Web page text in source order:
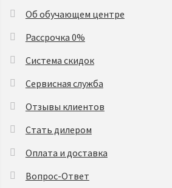
Об обучающем центре
Рассрочка 0%
Система скидок
Сервисная служба
Отзывы клиентов
Стать дилером
Оплата и доставка
Вопрос-Ответ